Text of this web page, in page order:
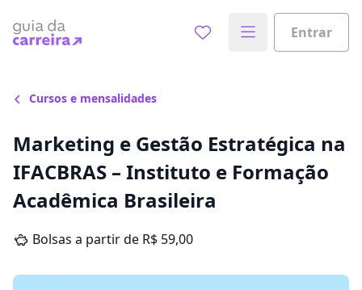
Entrar
Cursos e mensalidades
Marketing e Gestão Estratégica na
IFACBRAS – Instituto e Formação
Acadêmica Brasileira
Bolsas a partir de R$ 59,00